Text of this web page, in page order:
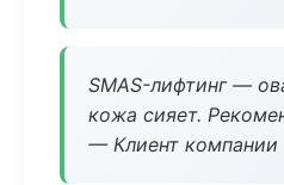
SMAS-лифтинг —
кожа сияет.
— Клиент компании